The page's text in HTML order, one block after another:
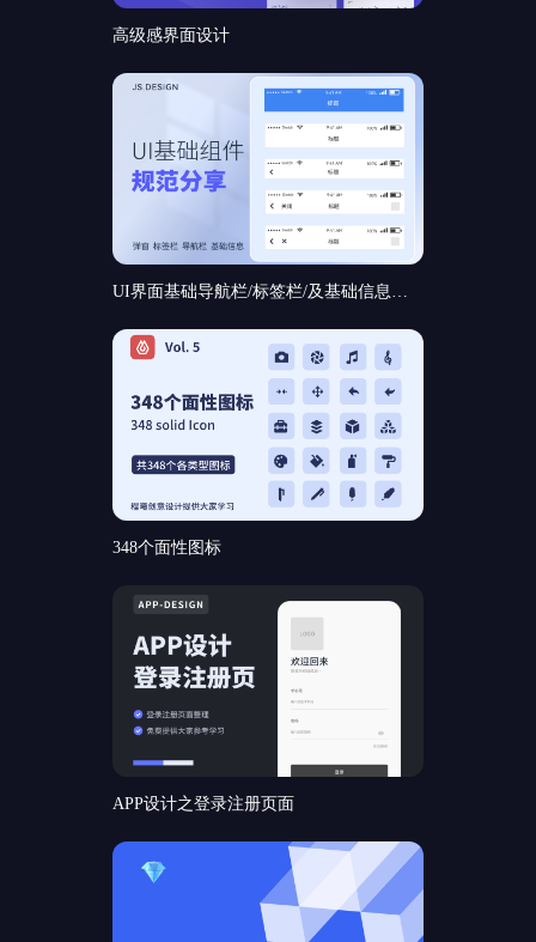
高级感界面设计
348个面性图标
APP设计之登录注册页面